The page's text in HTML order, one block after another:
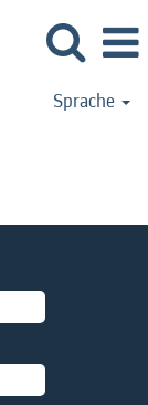
Sprache